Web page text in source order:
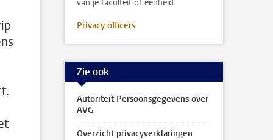
van je faculteit of eenheid.
Privacy officers
Zie ook
Autoriteit Persoonsgegevens over
AVG
Overzicht privacyverklaringen